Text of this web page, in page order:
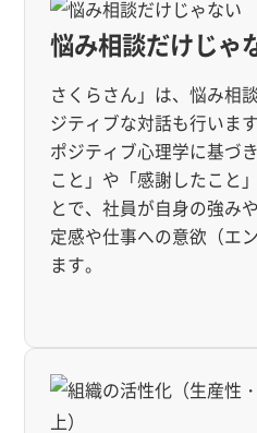
悩み相談だけじゃ
さくらさん」は、悩み相
ジティブな対話も行います
ポジティブ心理学に基づ
こと」や「感謝したこと
とで、社員が自身の強み
定感や仕事への意欲（エ
ます。